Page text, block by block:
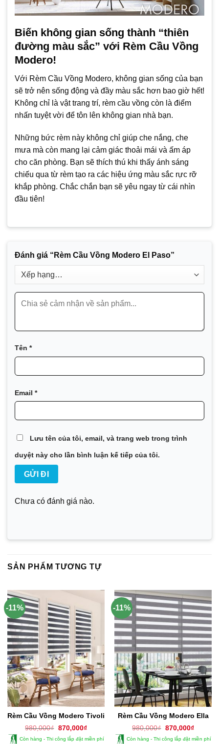
Biến không gian sống thành “thiên
đường màu sắc” với Rèm Cầu Vồng
Modero!
Với Rèm Cầu Vồng Modero, không gian sống của bạn
sẽ trở nên sống động và đầy màu sắc hơn bao giờ hết!
Không chỉ là vật trang trí, rèm cầu vồng còn là điểm
nhấn tuyệt vời để tôn lên không gian nhà bạn.
Những bức rèm này không chỉ giúp che nắng, che
mưa mà còn mang lại cảm giác thoải mái và ấm áp
cho căn phòng. Bạn sẽ thích thú khi thấy ánh sáng
chiếu qua từ rèm tạo ra các hiệu ứng màu sắc rực rỡ
khắp phòng. Chắc chắn bạn sẽ yêu ngay từ cái nhìn
đầu tiên!
Đánh giá “Rèm Cầu Vồng Modero El Paso”
Tên *
Email *
Lưu tên của tôi, email, và trang web trong trình
duyệt này cho lần bình luận kế tiếp của tôi.
Chưa có đánh giá nào.
SẢN PHẨM TƯƠNG TỰ
-11%
Rèm Cầu Vồng Modero Tivoli
980,000₫ Giá
là:
870,000₫Giá
tại
Còn hàng - Thi công lắp đặt miền phí
-11%
Rèm Cầu Vồng Modero Ella
980,000₫ Giá
là:
870,000₫Giá
tại
Còn hàng - Thi công lắp đặt miền phí